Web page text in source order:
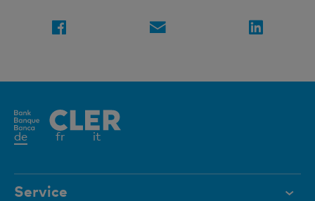
deAktives
fr it
Service